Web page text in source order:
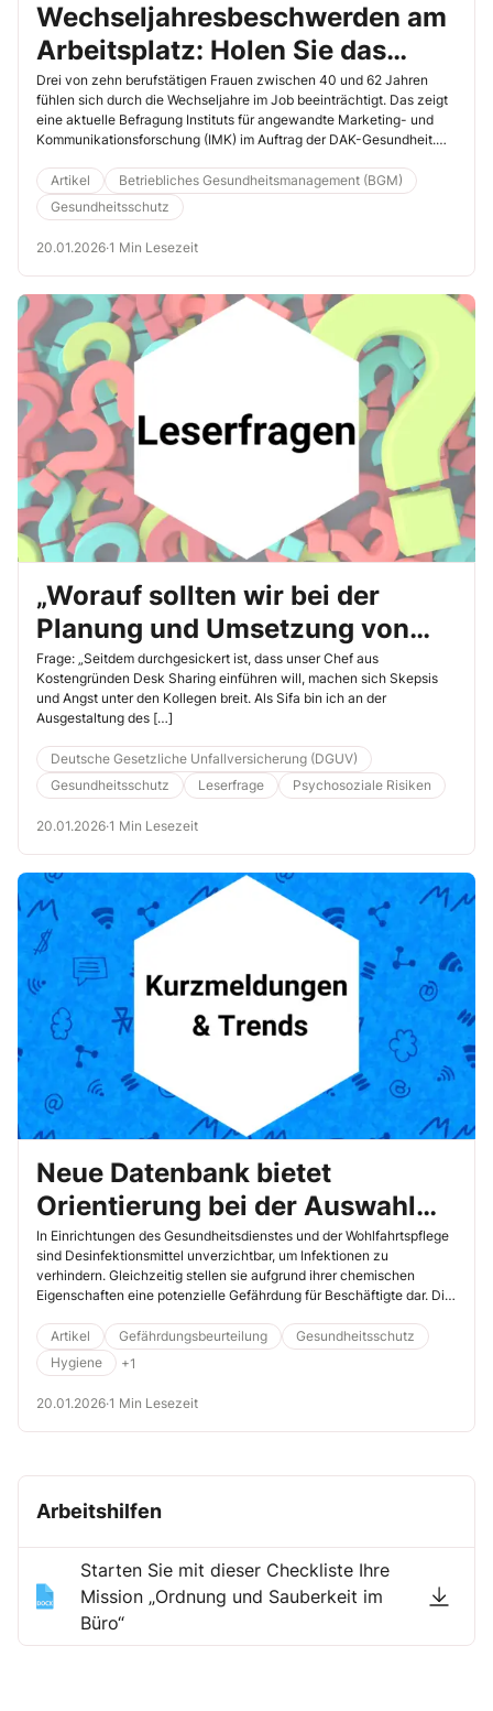
Wechseljahresbeschwerden am
Arbeitsplatz: Holen Sie das
Thema aus der Tabuzone!
Drei von zehn berufstätigen Frauen zwischen 40 und 62 Jahren
fühlen sich durch die Wechseljahre im Job beeinträchtigt. Das zeigt
eine aktuelle Befragung Instituts für angewandte Marketing- und
Kommunikationsforschung (IMK) im Auftrag der DAK-Gesundheit.
stark, jede Sechste fürchtet Nachteile am Arbeitsplatz. 48 %
sprechen ungern mit dem Arbeitgeber darüber. Höchste Zeit,
Unterstützung anzubieten.
Artikel
Betriebliches Gesundheitsmanagement (BGM)
Gesundheitsschutz
20.01.2026·1 Min Lesezeit
„Worauf sollten wir bei der
Planung und Umsetzung von
Desk Sharing achten?“
Frage: „Seitdem durchgesickert ist, dass unser Chef aus
Kostengründen Desk Sharing einführen will, machen sich Skepsis
und Angst unter den Kollegen breit. Als Sifa bin ich an der
Ausgestaltung des […]
Deutsche Gesetzliche Unfallversicherung (DGUV)
Gesundheitsschutz
Leserfrage Psychosoziale Risiken
20.01.2026·1 Min Lesezeit
Neue Datenbank bietet
Orientierung bei der Auswahl
von Desinfektionsmitteln
In Einrichtungen des Gesundheitsdienstes und der Wohlfahrtspflege
sind Desinfektionsmittel unverzichtbar, um Infektionen zu
verhindern. Gleichzeitig stellen sie aufgrund ihrer chemischen
Eigenschaften eine potenzielle Gefährdung für Beschäftigte dar. Die
sondern auch des Arbeitsschutzes. Hier erfahren Sie, wie Sie schnell
und einfach herausfinden, welches Desinfektionsmittel für welchen
Einsatz infrage kommt.
Artikel Gefährdungsbeurteilung
Gesundheitsschutz
Hygiene
+1
20.01.2026·1 Min Lesezeit
Arbeitshilfen
Starten Sie mit dieser Checkliste Ihre
Mission „Ordnung und Sauberkeit im
Büro“